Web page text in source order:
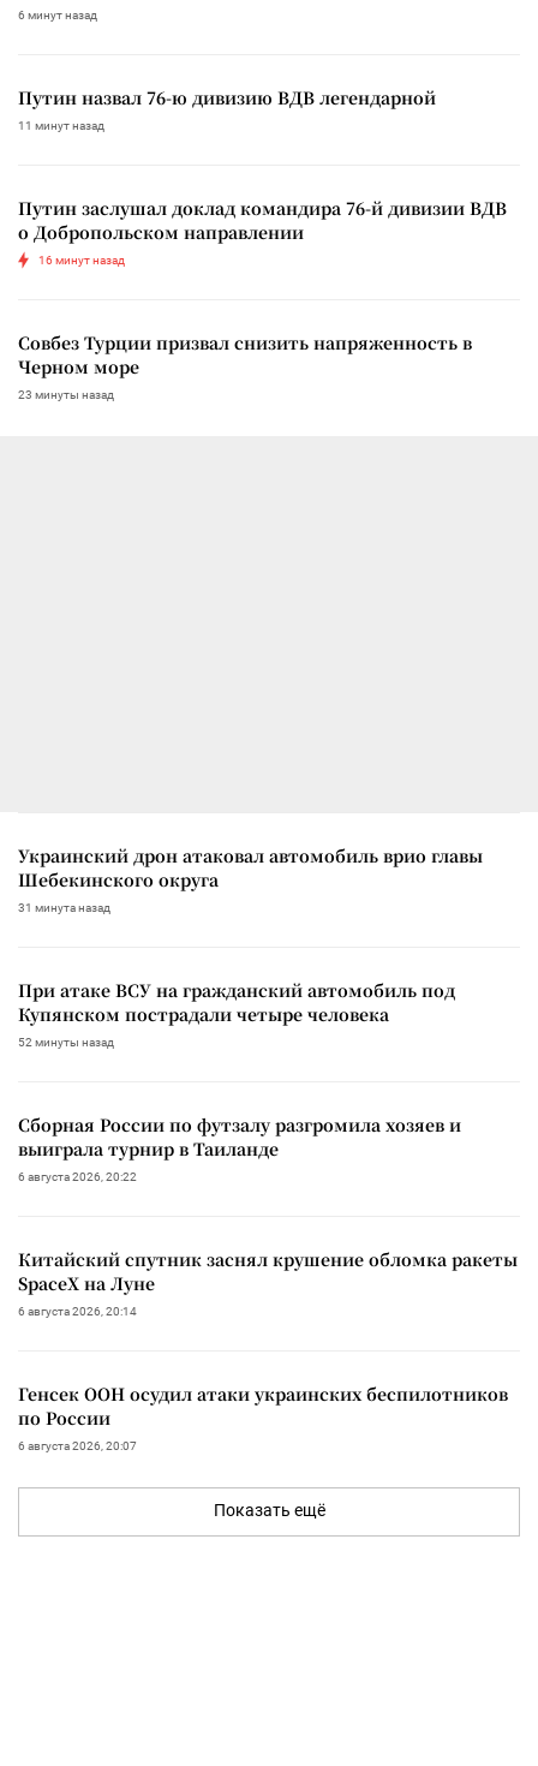
6 минут назад
Путин назвал 76-ю дивизию ВДВ легендарной
11 минут назад
Путин заслушал доклад командира 76-й дивизии ВДВ
о Добропольском направлении
16 минут назад
Совбез Турции призвал снизить напряженность в
Черном море
23 минуты назад
Украинский дрон атаковал автомобиль врио главы
Шебекинского округа
31 минута назад
При атаке ВСУ на гражданский автомобиль под
Купянском пострадали четыре человека
52 минуты назад
Сборная России по футзалу разгромила хозяев и
выиграла турнир в Таиланде
6 августа 2026, 20:22
Китайский спутник заснял крушение обломка ракеты
SpaceX на Луне
6 августа 2026, 20:14
Генсек ООН осудил атаки украинских беспилотников
по России
6 августа 2026, 20:07
Показать ещё